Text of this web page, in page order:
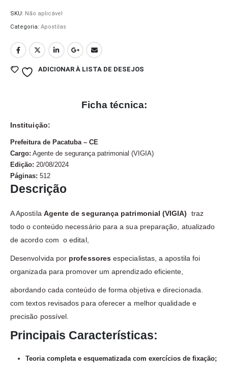
SKU: Não aplicável
Categoria: Apostilas
ADICIONAR À LISTA DE DESEJOS
Ficha técnica:
Instituição:
Prefeitura de Pacatuba – CE
Cargo: Agente de segurança patrimonial (VIGIA)
Edição: 20/08/2024
Páginas: 512
Descrição
A Apostila Agente de segurança patrimonial (VIGIA) traz
todo o conteúdo necessário para a sua preparação, atualizado
de acordo com o edital,
Desenvolvida por professoresespecialistas, a apostila foi
organizada para promover um aprendizado eficiente,
abordando cada conteúdo de forma objetiva e direcionada.
com textos revisados para oferecer a melhor qualidade e
precisão possível.
Principais Características:
Teoria completa e esquematizada com exercícios de fixação;